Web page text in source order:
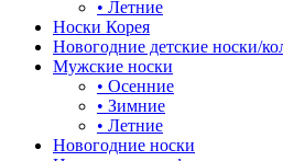
• Летние
Носки Корея
Новогодние детские носки/
Мужские носки
• Осенние
• Зимние
• Летние
Новогодние носки